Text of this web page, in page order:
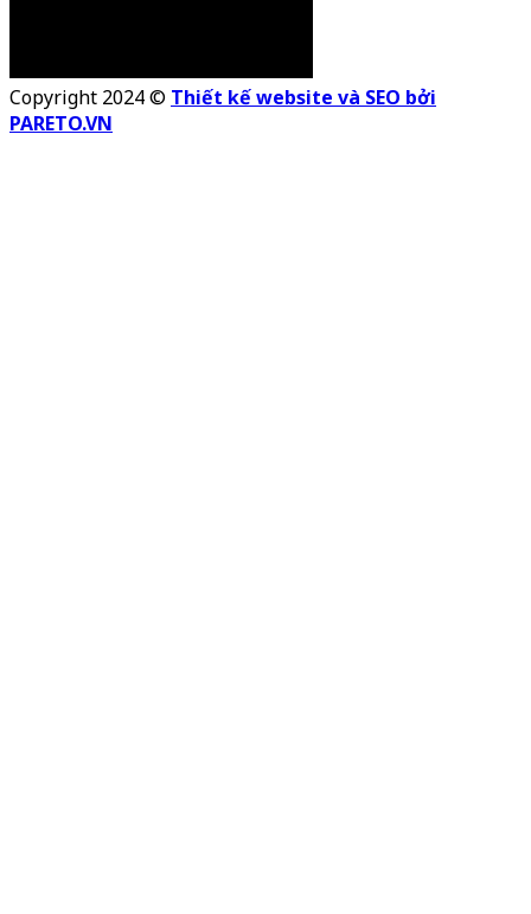
Copyright 2024 © Thiết kế website và SEO bởi
PARETO.VN